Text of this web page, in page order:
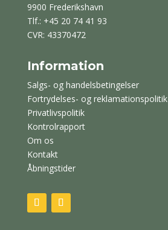
9900 Frederikshavn
Tlf.: +45 20 74 41 93
CVR: 43370472
Information
Salgs- og handelsbetingelser
Fortrydelses- og reklamationspolitik
Privatlivspolitik
Kontrolrapport
Om os
Kontakt
Åbningstider